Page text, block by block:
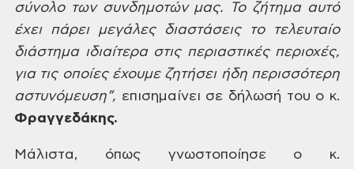
σύνολοτων συνδημοτών μας. Το ζήτημα αυτό
έχειπάρει μεγάλες διαστάσεις το τελευταίο
διάστημα ιδιαίτερα στις περιαστικέςπεριοχές,
για τις οποίες έχουμε ζητήσειήδη περισσότερη
αστυνόμευση”, επισημαίνει σε δήλωσή του ο κ.
Φραγγεδάκης.
Μάλιστα, όπως γνωστοποίησε ο κ.